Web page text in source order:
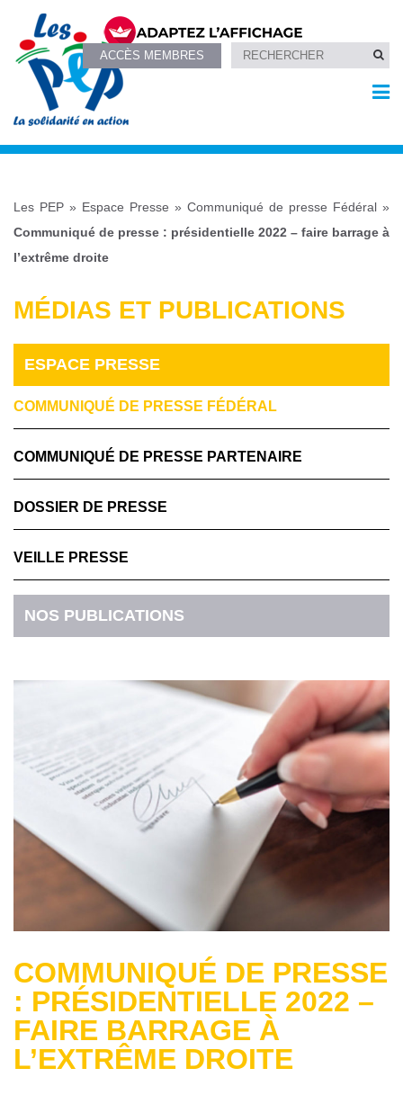
ACCÈS MEMBRES
Les PEP » Espace Presse » Communiqué de presse Fédéral »
Communiqué de presse : présidentielle 2022 – faire barrage à
l’extrême droite
MÉDIAS ET PUBLICATIONS
ESPACE PRESSE
COMMUNIQUÉ DE PRESSE FÉDÉRAL
COMMUNIQUÉ DE PRESSE PARTENAIRE
DOSSIER DE PRESSE
VEILLE PRESSE
NOS PUBLICATIONS
COMMUNIQUÉ DE PRESSE
: PRÉSIDENTIELLE 2022 –
FAIRE BARRAGE À
L’EXTRÊME DROITE